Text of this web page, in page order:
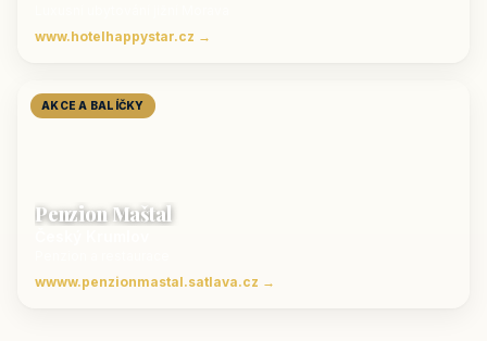
www.hotelhappystar.cz →
AKCE A BALÍČKY
Penzion Maštal
wwww.penzionmastal.satlava.cz →